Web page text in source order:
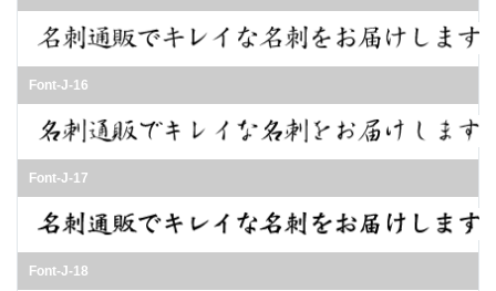
Font-J-16
Font-J-17
Font-J-18